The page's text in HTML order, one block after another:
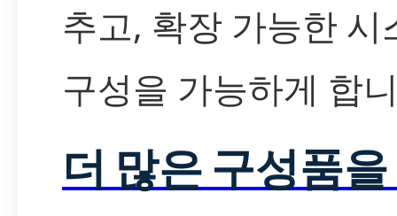
추고, 확장 가능한 시
구성을 가능하게 합
더 많은 구성품